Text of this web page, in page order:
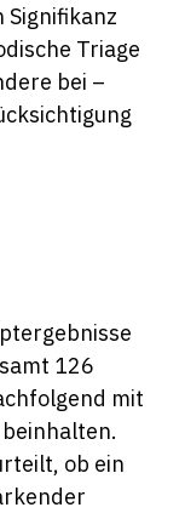
Triage
bei –
126
mit
ob ein